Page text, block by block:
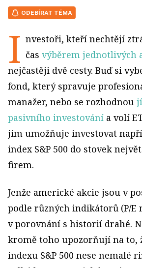
ODEBÍRAT TÉMA
I nvestoři, kteří nechtějí
čas výběrem jednotlivých
nejčastěji dvě cesty. Buď si
fond, který spravuje
manažer, nebo se rozhodnou
pasivního investování a volí
jim umožňuje investovat
index S&P 500 do stovek
firem.
Jenže americké akcie jsou v
podle různých indikátorů (P/E
v porovnání s historií drahé.
kromě toho upozorňují na to,
indexu S&P 500 nese nemalé